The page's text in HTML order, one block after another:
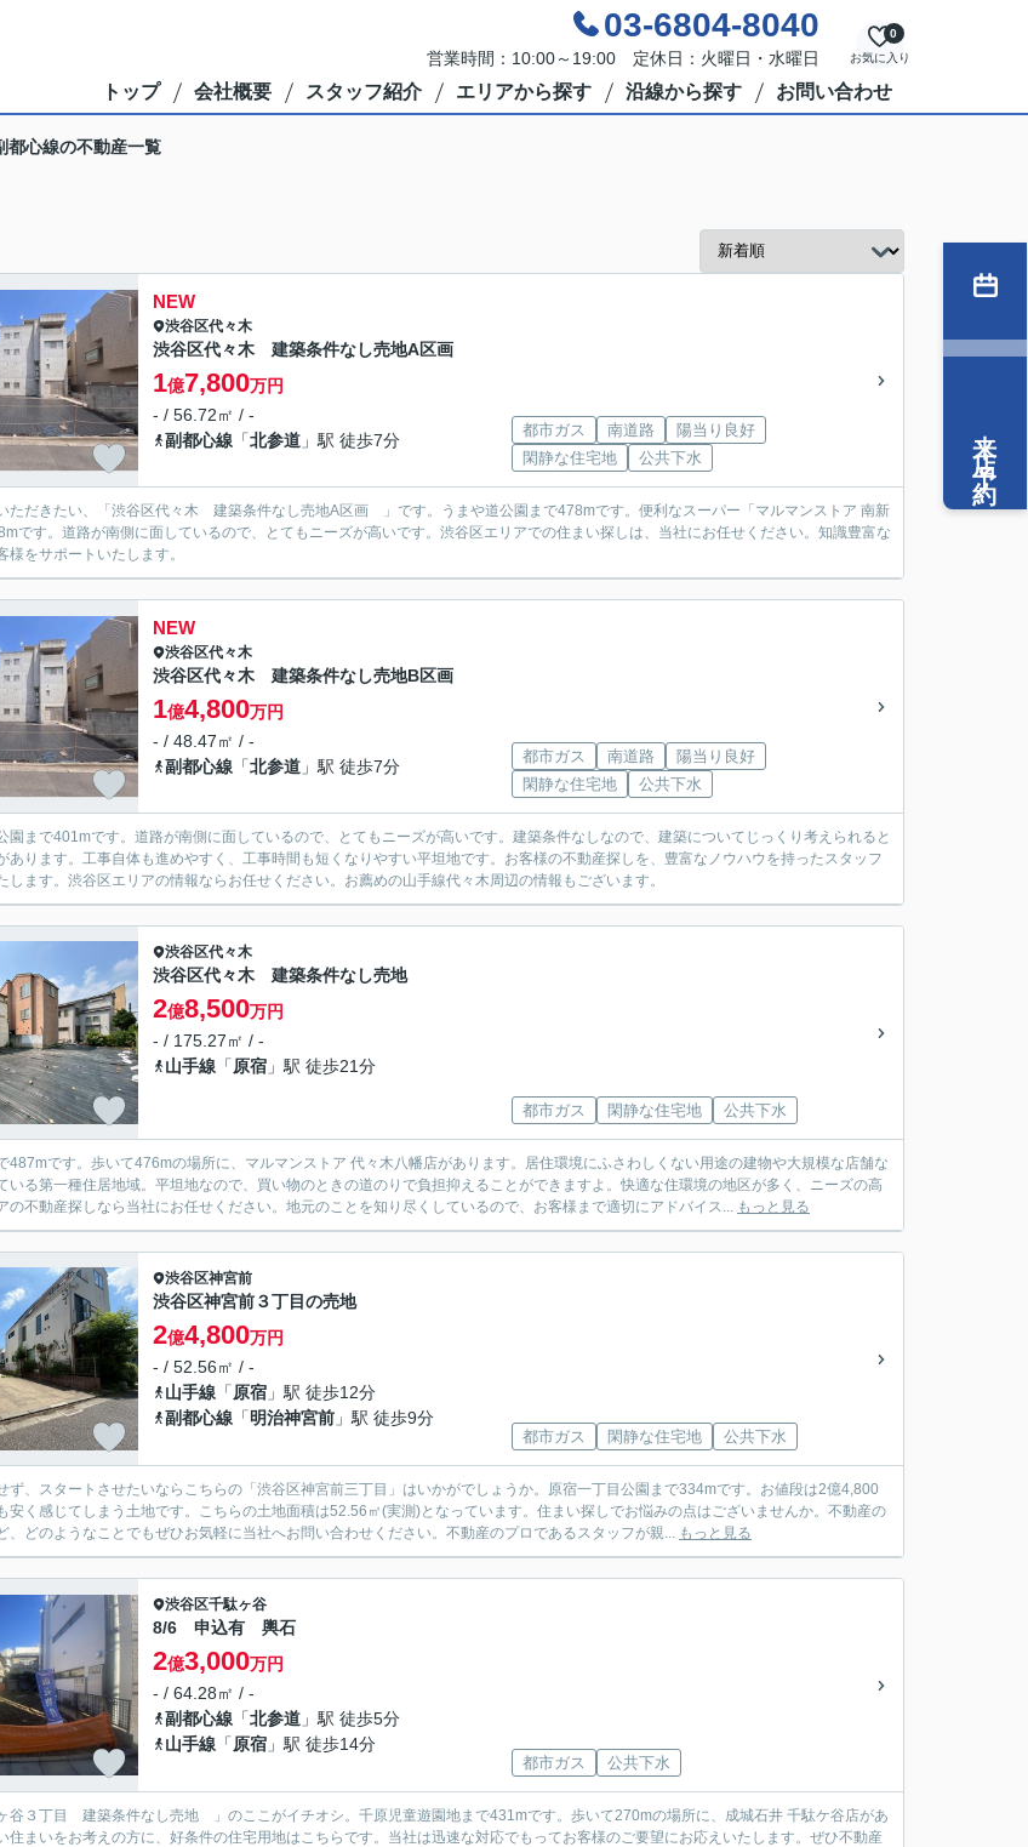
03-6804-8040
営業時間：10:00～19:00 定休日：火曜日・水曜日 お気に入り
0
トップ 会社概要 スタッフ紹介 エリアから探す 沿線から探す お問い合わせ
都心線の不動産一覧
NEW
渋谷区代々木
渋谷区代々木 建築条件なし売地A区画
1億7,800万円
- / 56.72㎡ / -
副都心線 「北参道 」駅 徒歩7分
都市ガス 南道路
陽当り良好
閑静な住宅地
公共下水
ただきたい、「渋谷区代々木 建築条件なし売地A区画 」です。うまや道公園まで478mです。便利なスーパー「マルマンストア 南新
です。道路が南側に面しているので、とてもニーズが高いです。渋谷区エリアでの住まい探しは、当社にお任せください。知識豊富な
様をサポートいたします。
NEW
渋谷区代々木
渋谷区代々木 建築条件なし売地B区画
1億4,800万円
- / 48.47㎡ / -
副都心線 「北参道 」駅 徒歩7分
都市ガス 南道路
陽当り良好
閑静な住宅地
公共下水
園まで401mです。道路が南側に面しているので、とてもニーズが高いです。建築条件なしなので、建築についてじっくり考えられると
あります。工事自体も進めやすく、工事時間も短くなりやすい平坦地です。お客様の不動産探しを、豊富なノウハウを持ったスタッフ
します。渋谷区エリアの情報ならお任せください。お薦めの山手線代々木周辺の情報もございます。
渋谷区代々木
渋谷区代々木 建築条件なし売地
2億8,500万円
- / 175.27㎡ / -
山手線 「原宿 」駅 徒歩21分
都市ガス 閑静な住宅地 公共下水
487mです。歩いて476mの場所に、マルマンストア 代々木八幡店があります。居住環境にふさわしくない用途の建物や大規模な店舗な
いる第一種住居地域。平坦地なので、買い物のときの道のりで負担抑えることができますよ。快適な住環境の地区が多く、ニーズの高
の不動産探しなら当社にお任せください。地元のことを知り尽くしているので、お客様まで適切にアドバイス... もっと見る
渋谷区神宮前
渋谷区神宮前３丁目の売地
2億4,800万円
- / 52.56㎡ / -
山手線 「原宿 」駅 徒歩12分
副都心線 「明治神宮前 」駅 徒歩9分
都市ガス 閑静な住宅地 公共下水
ず、スタートさせたいならこちらの「渋谷区神宮前三丁目」はいかがでしょうか。原宿一丁目公園まで334mです。お値段は2億4,800
安く感じてしまう土地です。こちらの土地面積は52.56㎡(実測)となっています。住まい探しでお悩みの点はございませんか。不動産の
、どのようなことでもぜひお気軽に当社へお問い合わせください。不動産のプロであるスタッフが親... もっと見る
渋谷区千駄ヶ谷
8/6 申込有 輿石
2億3,000万円
- / 64.28㎡ / -
副都心線 「北参道 」駅 徒歩5分
山手線 「原宿 」駅 徒歩14分
都市ガス 公共下水
ヶ谷３丁目 建築条件なし売地 」のここがイチオシ。千原児童遊園地まで431mです。歩いて270mの場所に、成城石井 千駄ケ谷店があ
住まいをお考えの方に、好条件の住宅用地はこちらです。当社は迅速な対応でもってお客様のご要望にお応えいたします。ぜひ不動産
来店予約